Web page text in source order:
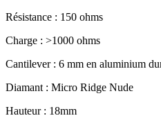
Résistance : 150 ohms
Charge : >1000 ohms
Cantilever : 6 mm en aluminium
Diamant : Micro Ridge Nude
Hauteur : 18mm